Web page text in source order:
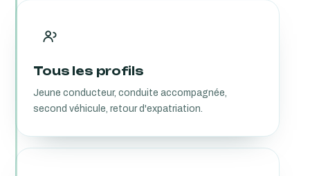
Tous les profils
Jeune conducteur, conduite accompagnée,
second véhicule, retour d'expatriation.